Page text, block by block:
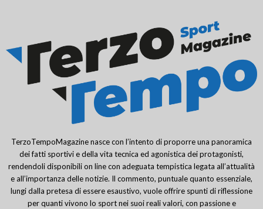
TerzoTempoMagazine nasce con l’intento di proporre una panoramica
dei fatti sportivi e della vita tecnica ed agonistica dei protagonisti,
rendendoli disponibili on line con adeguata tempistica legata all’attualità
e all’importanza delle notizie. Il commento, puntuale quanto essenziale,
lungi dalla pretesa di essere esaustivo, vuole offrire spunti di riflessione
per quanti vivono lo sport nei suoi reali valori, con passione e